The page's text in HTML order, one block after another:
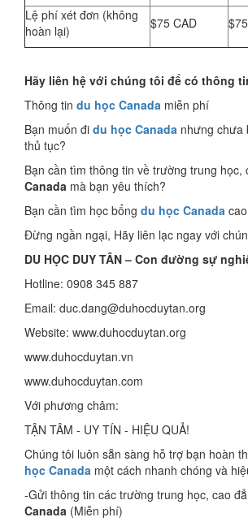
Lệ phí xét đơn (không
hoàn lại)
$75 CAD
Hãy liên hệ với chúng tôi để có thông
Thông tin du học Canada miễn phí
Bạn muốn đi du học Canada nhưng chưa
thủ tục?
Bạn cần tìm thông tin về trường trung học,
Canada mà bạn yêu thích?
Bạn cần tìm học bổng du học Canada
Đừng ngần ngại, Hãy liên lạc ngay với
DU HỌC DUY TÂN – Con đường sự
Hotline: 0908 345 887
Email: duc.dang@duhocduytan.org
Website: www.duhocduytan.org
www.duhocduytan.vn
www.duhocduytan.com
Với phương châm:
TẬN TÂM - UY TÍN - HIỆU QUẢ!
Chúng tôi luôn sẵn sàng hỗ trợ bạn hoàn
học Canada một cách nhanh chóng và
-Gửi thông tin các trường trung học, cao
Canada (Miễn phí)